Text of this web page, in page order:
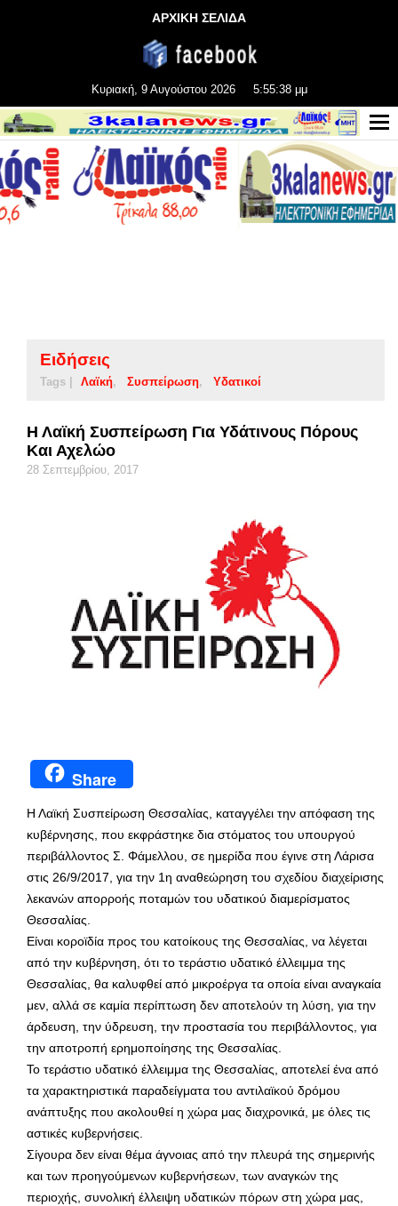
ΑΡΧΙΚΗ ΣΕΛΙΔΑ
Κυριακή, 9 Αυγούστου 2026 5:55:39 μμ
Ειδήσεις
Tags | Λαϊκή Συσπείρωση Υδατικοί
Η Λαϊκή Συσπείρωση Για Υδάτινους Πόρους
Και Αχελώο
28 Σεπτεμβρίου, 2017
Share
Η Λαϊκή Συσπείρωση Θεσσαλίας, καταγγέλει την απόφαση της
κυβέρνησης, που εκφράστηκε δια στόματος του υπουργού
περιβάλλοντος Σ. Φάμελλου, σε ημερίδα που έγινε στη Λάρισα
στις 26/9/2017, για την 1η αναθεώρηση του σχεδίου διαχείρισης
λεκανών απορροής ποταμών του υδατικού διαμερίσματος
Θεσσαλίας.
Είναι κοροϊδία προς του κατοίκους της Θεσσαλίας, να λέγεται
από την κυβέρνηση, ότι το τεράστιο υδατικό έλλειμμα της
Θεσσαλίας, θα καλυφθεί από μικροέργα τα οποία είναι αναγκαία
μεν, αλλά σε καμία περίπτωση δεν αποτελούν τη λύση, για την
άρδευση, την ύδρευση, την προστασία του περιβάλλοντος, για
την αποτροπή ερημοποίησης της Θεσσαλίας.
Το τεράστιο υδατικό έλλειμμα της Θεσσαλίας, αποτελεί ένα από
τα χαρακτηριστικά παραδείγματα του αντιλαϊκού δρόμου
ανάπτυξης που ακολουθεί η χώρα μας διαχρονικά, με όλες τις
αστικές κυβερνήσεις.
Σίγουρα δεν είναι θέμα άγνοιας από την πλευρά της σημερινής
και των προηγούμενων κυβερνήσεων, των αναγκών της
περιοχής, συνολική έλλειψη υδατικών πόρων στη χώρα μας,